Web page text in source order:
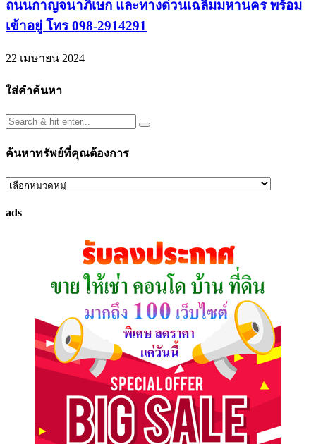
ถนนกาญจนาภิเษก และทางด่วนเฉลิมมหานคร พร้อม
เข้าอยู่ โทร 098-2914291
22 เมษายน 2024
ใส่คำค้นหา
ค้นหาทรัพย์ที่คุณต้องการ
ค้นหา
ที่
ads